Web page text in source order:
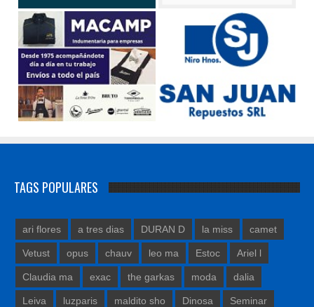
TAGS POPULARES
ari flores a tres dias DURAN D la miss camet
Vetust opus chauv leo ma Estoc Ariel l
Claudia ma exac the garkas moda dalia
Leiva luzparis maldito sho Dinosa Seminar